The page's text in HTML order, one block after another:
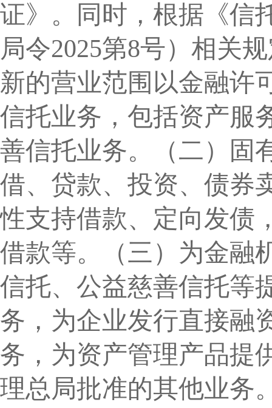
证》。同时，根据《信
局令2025第8号）相关
新的营业范围以金融许
信托业务，包括资产服
善信托业务。（二）固
借、贷款、投资、债券
性支持借款、定向发债
借款等。（三）为金融
信托、公益慈善信托等
务，为企业发行直接融
务，为资产管理产品提
理总局批准的其他业务